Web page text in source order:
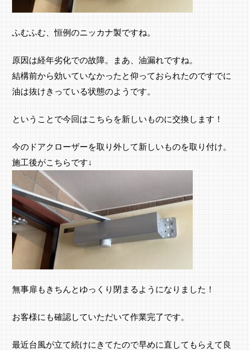
ふむふむ、恒例のニッカナ製ですね。
原因は経年劣化での故障。まあ、油漏れですね。
結構前から効いていなかったと仰っておられたのですでに
油は抜けきっている状態のようです。
ということで今回はこちらを新しいものに交換します！
今のドアクローザーを取り外して新しいものを取り付け。
施工後がこちらです↓
無事扉もきちんとゆっくり閉まるようになりました！
お客様にも確認していただいて作業完了です。
最近台風が立て続けにきてたので早めに直してもらえて良